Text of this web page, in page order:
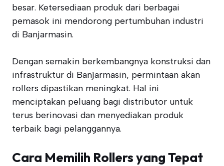
besar. Ketersediaan produk dari berbagai
pemasok ini mendorong pertumbuhan industri
di Banjarmasin.
Dengan semakin berkembangnya konstruksi dan
infrastruktur di Banjarmasin, permintaan akan
rollers dipastikan meningkat. Hal ini
menciptakan peluang bagi distributor untuk
terus berinovasi dan menyediakan produk
terbaik bagi pelanggannya.
Cara Memilih Rollers yang Tepat